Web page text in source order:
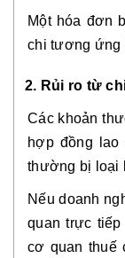
Một hóa đơn
chi tương ứng
2. Rủi ro từ
Các khoản
hợp đồng
thường bị loại
Nếu doanh
quan trực tiếp
cơ quan thuế